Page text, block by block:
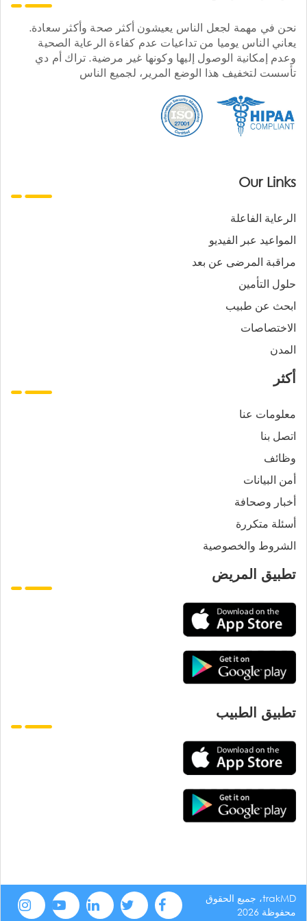
نحن في مهمة لجعل الناس يعيشون أكثر صحة وأكثر سعادة.
يعاني الناس يوميا من تداعيات عدم كفاءة الرعاية الصحية
وعدم إمكانية الوصول إليها وكونها غير مرضية. تراك أم دي
تأسست لتخفيف هذا الوضع المرير، لجميع الناس
Our Links
الرعاية الفاعلة
المواعيد عبر الفيديو
مراقبة المرضى عن بعد
حلول التأمين
ابحث عن طبيب
الاختصاصات
المدن
أكثر
معلومات عنا
اتصل بنا
وظائف
أمن البيانات
أخبار وصحافة
أسئلة متكررة
الشروط والخصوصية
تطبيق المريض
تطبيق الطبيب
trakMD، جميع الحقوق
محفوظة 2026